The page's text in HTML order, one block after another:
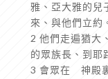
雅、亞大雅的兒
來、與他們立約
2 他們走遍猶大
的眾族長、到耶
3 會眾在 神殿